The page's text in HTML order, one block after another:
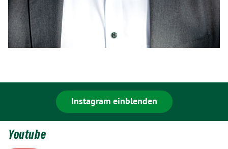
Instagram einblenden
Youtube